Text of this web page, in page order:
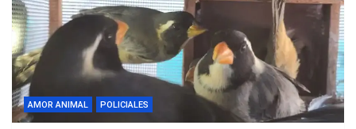
AMOR ANIMAL POLICIALES